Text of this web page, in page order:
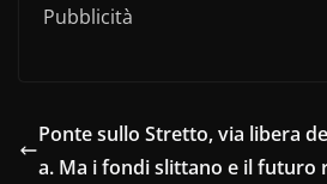
Pubblicità
Ponte sullo Stretto, via libera
a. Ma i fondi slittano e il futuro